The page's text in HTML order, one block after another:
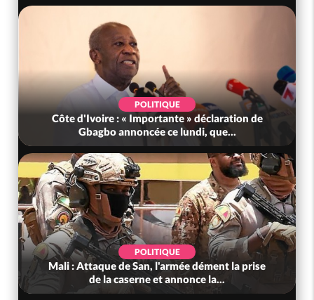
POLITIQUE
Côte d'Ivoire : « Importante » déclaration de
Gbagbo annoncée ce lundi, que...
POLITIQUE
Mali : Attaque de San, l'armée dément la prise
de la caserne et annonce la...